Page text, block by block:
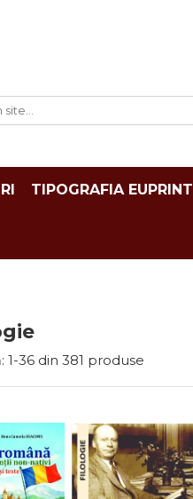
TIPOGRAFIA EUPRINT
1-36 din 381 produse